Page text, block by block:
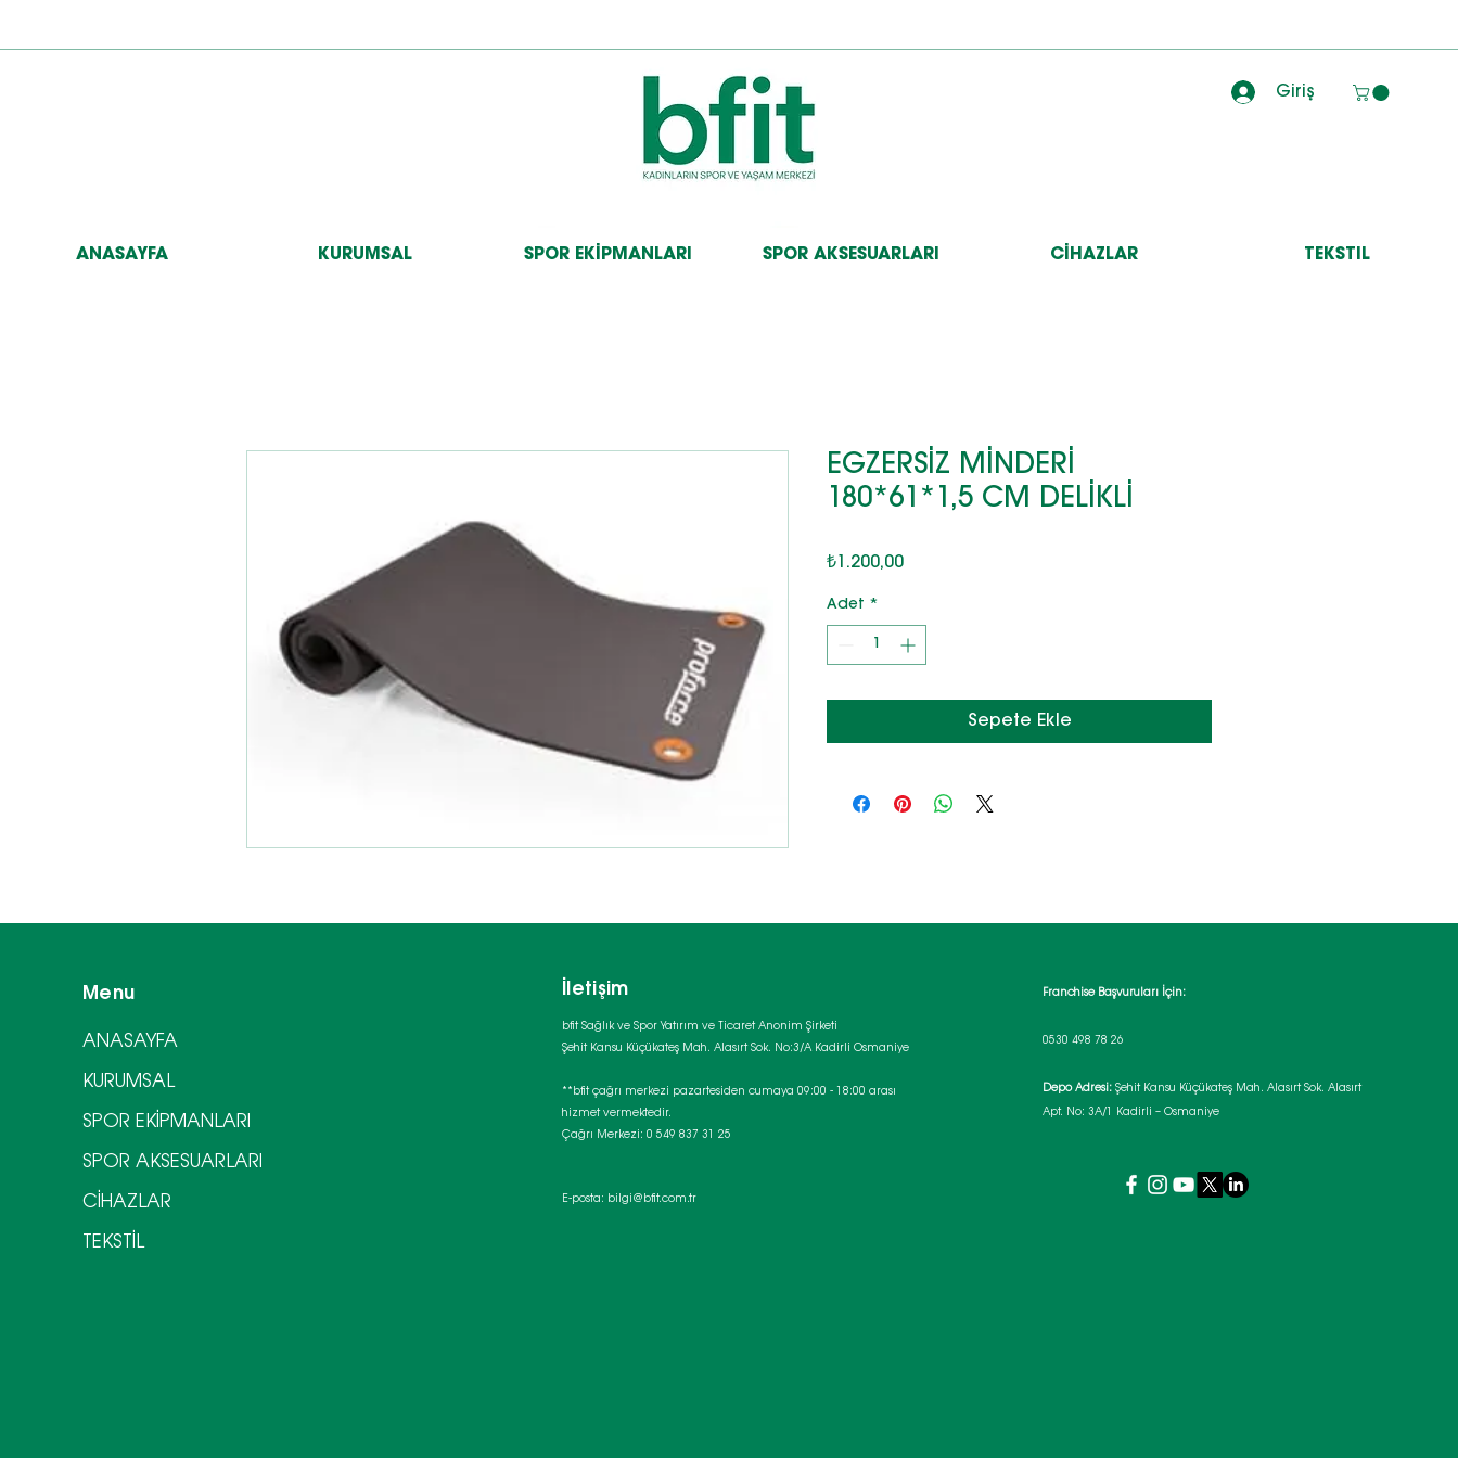
Giriş
ANASAYFA KURUMSAL SPOR EKİPMANLARI SPOR AKSESUARLARI CİHAZLAR TEKSTIL
EGZERSİZ MİNDERİ
180*61*1,5 CM DELİKLİ
₺1.200,00Fiyat
Adet *
Sepete Ekle
Menu
ANASAYFA
KURUMSAL
SPOR EKİPMANLARI
SPOR AKSESUARLARI
CİHAZLAR
TEKSTİL
İletişim
bfit Sağlık ve Spor Yatırım ve Ticaret Anonim Şirketi
Şehit Kansu Küçükateş Mah. Alasırt Sok. No:3/A Kadirli Osmaniye
**bfit çağrı merkezi pazartesiden cumaya 09:00 - 18:00 arası
hizmet vermektedir.
Çağrı Merkezi: 0 549 837 31 25
E-posta: bilgi@bfit.com.tr
Franchise Başvuruları İçin:
0530 498 78 26
Depo Adresi:Şehit Kansu Küçükateş Mah. Alasırt Sok. Alasırt
Apt. No: 3A/1 Kadirli – Osmaniye